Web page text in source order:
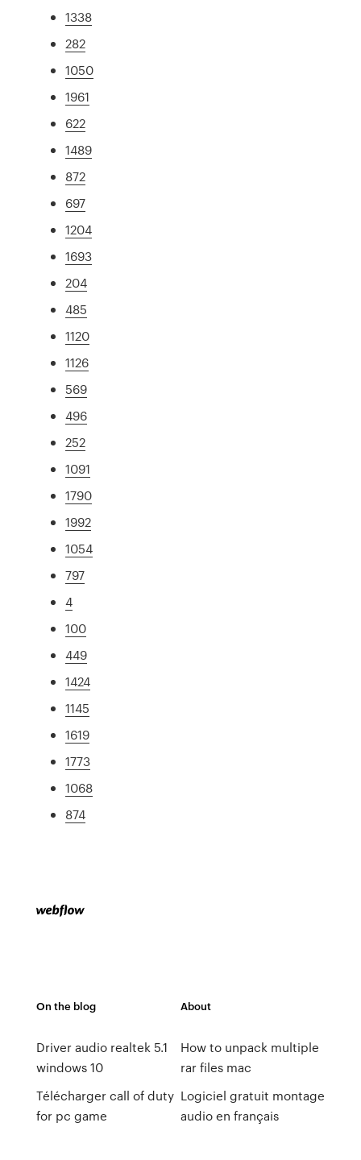
1338
282
1050
1961
622
1489
872
697
1204
1693
204
485
1120
1126
569
496
252
1091
1790
1992
1054
797
4
100
449
1424
1145
1619
1773
1068
874
On the blog
Driver audio realtek 5.1
windows 10
Télécharger call of duty
for pc game
About
How to unpack multiple
rar files mac
Logiciel gratuit montage
audio en français